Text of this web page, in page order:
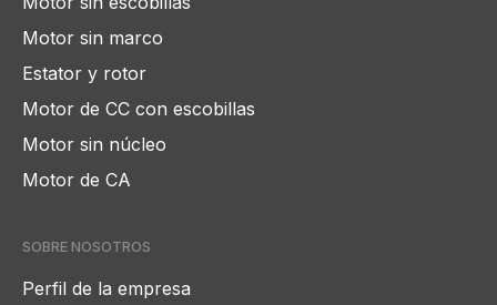
Motor sin marco
Estator y rotor
Motor de CC con escobillas
Motor sin núcleo
Motor de CA
SOBRE NOSOTROS
Perfil de la empresa